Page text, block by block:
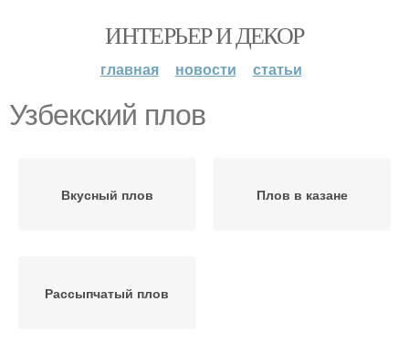
ИНТЕРЬЕР И ДЕКОР
главная новости статьи
Узбекский плов
Вкусный плов Плов в казане
Рассыпчатый плов